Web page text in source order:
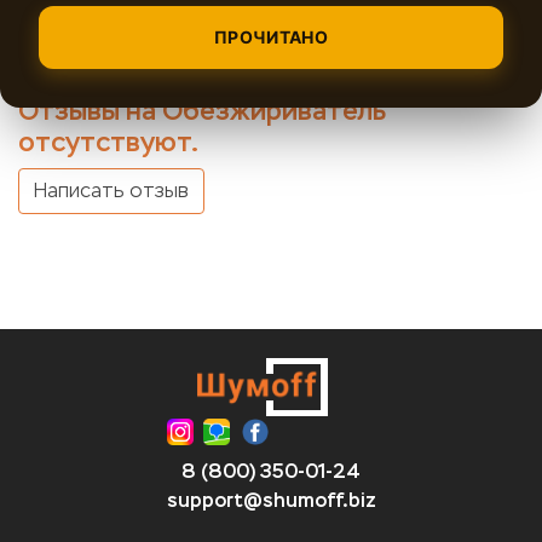
Отзывы на Обезжириватель
отсутствуют.
Написать отзыв
8 (800) 350-01-24
support@shumoff.biz
ПРОЧИТАНО